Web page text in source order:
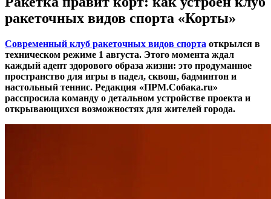
ракеточных видов спорта «Корты»
Современный клуб ракеточных видов спорта открылся в
техническом режиме 1 августа. Этого момента ждал
каждый адепт здорового образа жизни: это продуманное
пространство для игры в падел, сквош, бадминтон и
настольный теннис. Редакция «ПРМ.Собака.ru»
расспросила команду о детальном устройстве проекта и
открывающихся возможностях для жителей города.